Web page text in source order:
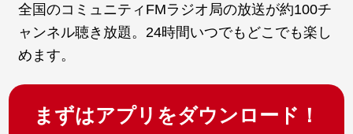
全国のコミュニティFMラジオ局の放送が約100チ
ャンネル聴き放題。24時間いつでもどこでも楽し
めます。
まずはアプリをダウンロード！